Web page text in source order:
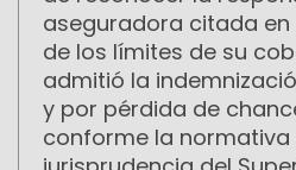
aseguradora citada
de los límites de su
admitió la
y por pérdida de
conforme la normativa